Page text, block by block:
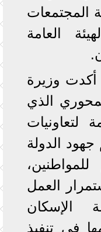
المجتمعات
العامة
أكدت وزيرة
الذي
لتعاونيات
جهود الدولة
العمل
الإسكان
في تنفيذ